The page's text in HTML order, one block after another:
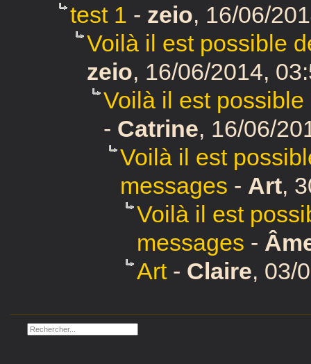
test 1 - zeio, 16/06/
Voilà il est possible
zeio, 16/06/2014,
Voilà il est
- Catrine, 16/06/
Voilà il est
messages - Art,
Voilà il est
messages -
Art- Claire, 03/